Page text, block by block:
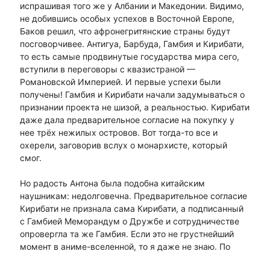
испрашивая того же у Албании и Македонии. Видимо,
не добившись особых успехов в Восточной Европе,
Баков решил, что афронегритянские страны будут
посговорчивее. Антигуа, Барбуда, Гамбия и Кирибати,
то есть самые продвинутые государства мира сего,
вступили в переговоры с квазистраной —
Романовской Империей. И первые успехи были
получены! Гамбия и Кирибати начали задумываться о
признании проекта не шизой, а реальностью. Кирибати
даже дала предварительное согласие на покупку у
нее трёх нежилых островов. Вот тогда-то все и
охерели, заговорив вслух о монархисте, который
смог.
Но радость Антона была подобна китайским
наушникам: недолговечна. Предварительное согласие
Кирибати не признала сама Кирибати, а подписанный
с Гамбией Меморандум о Дружбе и сотрудничестве
опровергла та же Гамбия. Если это не грустнейший
момент в аниме-вселенной, то я даже не знаю. По